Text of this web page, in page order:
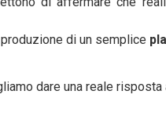
di un semplice
dare una reale